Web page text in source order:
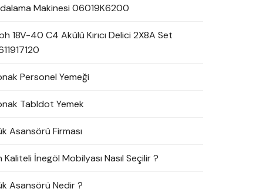
Makinesi 06019K6200
18V-40 C4 Akülü Kırıcı Delici 2X8A Set
Personel Yemeği
Tabldot Yemek
Asansörü Firması
Kaliteli İnegöl Mobilyası Nasıl Seçilir ?
Asansörü Nedir ?